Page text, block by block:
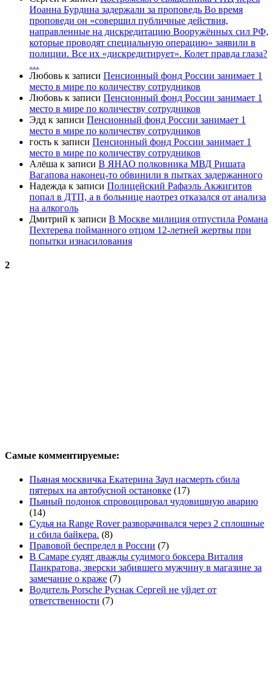
Иоанна Бурдина задержали за проповедь Во время
проповеди он «совершил публичные действия,
направленные на дискредитацию Вооружённых сил РФ,
которые проводят специальную операцию» заявили в
полиции. Все их «дискредитирует». Колет правда глаза?
…
Любовь к записи Пенсионный фонд России занимает 1
место в мире по количеству сотрудников
Любовь к записи Пенсионный фонд России занимает 1
место в мире по количеству сотрудников
Эдд к записи Пенсионный фонд России занимает 1
место в мире по количеству сотрудников
гость к записи Пенсионный фонд России занимает 1
место в мире по количеству сотрудников
Алёша к записи В ЯНАО полковника МВД Ришата
Вагапова наконец-то обвинили в пытках задержанного
Надежда к записи Полицейский Рафаэль Акжигитов
попал в ДТП, а в больнице наотрез отказался от анализа
на алкоголь
Дмитрий к записи В Москве милиция отпустила Романа
Пехтерева пойманного отцом 12-летней жертвы при
попытки изнасилования
2
Самые комментируемые:
Пьяная москвичка Екатерина Заул насмерть сбила
пятерых на автобусной остановке (17)
Пьяный подонок спровоцировал чудовищную аварию
(14)
Судья на Range Rover разворачивался через 2 сплошные
и сбила байкера. (8)
Правовой беспредел в России (7)
В Самаре судят дважды судимого боксера Виталия
Панкратова, зверски забившего мужчину в магазине за
замечание о краже (7)
Водитель Porsche Руснак Сергей не уйдет от
ответственности (7)